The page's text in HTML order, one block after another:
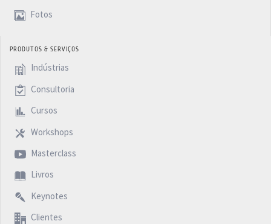
Fotos
PRODUTOS & SERVIÇOS
Indústrias
Consultoria
Cursos
Workshops
Masterclass
Livros
Keynotes
Clientes